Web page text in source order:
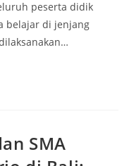
peserta didik
belajar di jenjang
SMA